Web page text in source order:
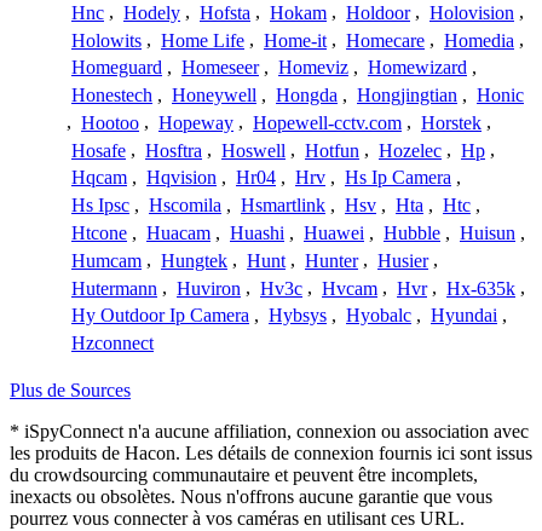
Hnc , Hodely , Hofsta , Hokam , Holdoor , Holovision ,
Holowits , Home Life , Home-it , Homecare , Homedia ,
Homeguard , Homeseer , Homeviz , Homewizard ,
Honestech , Honeywell , Hongda , Hongjingtian , Honic
, Hootoo , Hopeway , Hopewell-cctv.com , Horstek ,
Hosafe , Hosftra , Hoswell , Hotfun , Hozelec , Hp ,
Hqcam , Hqvision , Hr04 , Hrv , Hs Ip Camera ,
Hs Ipsc , Hscomila , Hsmartlink , Hsv , Hta , Htc ,
Htcone , Huacam , Huashi , Huawei , Hubble , Huisun ,
Humcam , Hungtek , Hunt , Hunter , Husier ,
Hutermann , Huviron , Hv3c , Hvcam , Hvr , Hx-635k ,
Hy Outdoor Ip Camera , Hybsys , Hyobalc , Hyundai ,
Hzconnect
Plus de Sources
* iSpyConnect n'a aucune affiliation, connexion ou association avec
les produits de Hacon. Les détails de connexion fournis ici sont issus
du crowdsourcing communautaire et peuvent être incomplets,
inexacts ou obsolètes. Nous n'offrons aucune garantie que vous
pourrez vous connecter à vos caméras en utilisant ces URL.